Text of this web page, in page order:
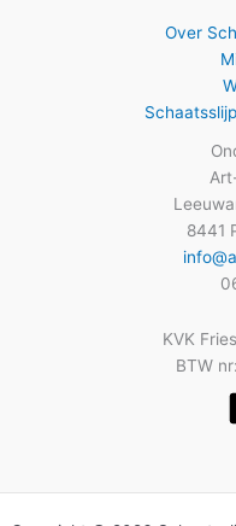
Over
8441
KVK
BTW